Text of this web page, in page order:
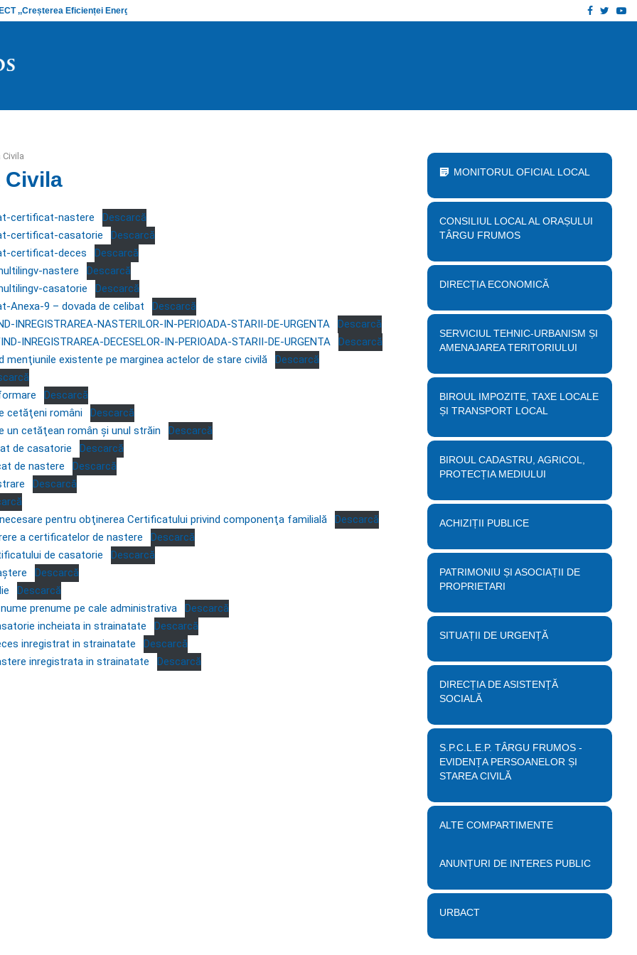
,,Creșterea Eficienței Energetice și… Facebook
Civila
Civila
certificat-nastere
Descarcă
certificat-casatorie
Descarcă
certificat-deces
Descarcă
nastere
Descarcă
casatorie
Descarcă
Anexa-9 – dovada de celibat
Descarcă
INREGISTRAREA-NASTERILOR-IN-PERIOADA-STARII-DE-URGENTA
Descarcă
INREGISTRAREA-DECESELOR-IN-PERIOADA-STARII-DE-URGENTA
Descarcă
menţiunile existente pe marginea actelor de stare civilă
Descarcă
Descarcă
cetăţeni români
Descarcă
un cetăţean român şi unul străin
Descarcă
de casatorie
Descarcă
de nastere
Descarcă
Descarcă
pentru obţinerea Certificatului privind componenţa familială
Descarcă
a certificatelor de nastere
Descarcă
de casatorie
Descarcă
Descarcă
Descarcă
prenume pe cale administrativa
Descarcă
incheiata in strainatate
Descarcă
inregistrat in strainatate
Descarcă
inregistrata in strainatate
Descarcă
MONITORUL OFICIAL LOCAL
CONSILIUL LOCAL AL ORAȘULUI
TÂRGU FRUMOS
DIRECȚIA ECONOMICĂ
SERVICIUL TEHNIC-URBANISM ȘI
AMENAJAREA TERITORIULUI
BIROUL IMPOZITE, TAXE LOCALE
ȘI TRANSPORT LOCAL
BIROUL CADASTRU, AGRICOL,
PROTECȚIA MEDIULUI
ACHIZIȚII PUBLICE
PATRIMONIU ȘI ASOCIAȚII DE
PROPRIETARI
SITUAȚII DE URGENȚĂ
DIRECȚIA DE ASISTENȚĂ
SOCIALĂ
S.P.C.L.E.P. TÂRGU FRUMOS -
EVIDENȚA PERSOANELOR ȘI
STAREA CIVILĂ
ALTE COMPARTIMENTE
ANUNȚURI DE INTERES PUBLIC
URBACT